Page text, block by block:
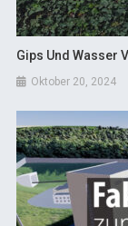
Gips Und Wasser
Oktober 20, 2024